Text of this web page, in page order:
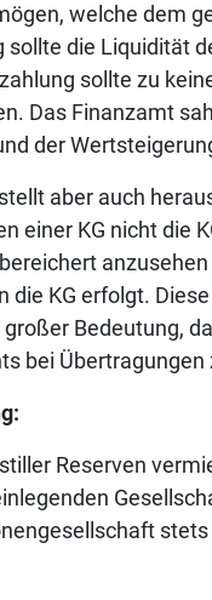
welche dem
sollte die Liquidität
sollte zu
Das Finanzamt
der
aber auch
einer KG nicht die
die KG erfolgt.
Bedeutung,
bei
Reserven